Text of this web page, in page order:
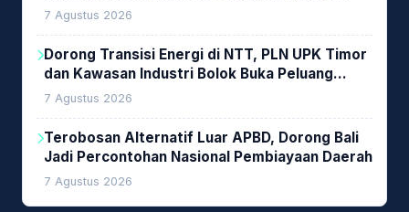
7 Agustus 2026
Dorong Transisi Energi di NTT, PLN UPK Timor
dan Kawasan Industri Bolok Buka Peluang
Investasi Woodchip untuk Cofiring PLTU Bolok
7 Agustus 2026
Terobosan Alternatif Luar APBD, Dorong Bali
Jadi Percontohan Nasional Pembiayaan Daerah
7 Agustus 2026